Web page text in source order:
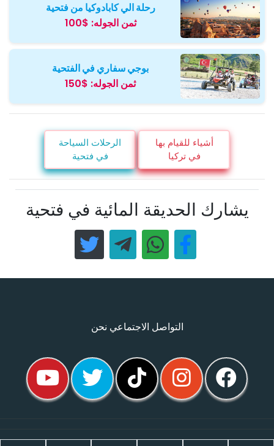
رحلة الي كابادوكيا من فتحية
ثمن الجوله: $100
بوجي سفاري في الفتحية
ثمن الجوله: $150
أشياء للقيام بها
في تركيا
الرحلات السياحة
في فتحية
يشارك الحديقة المائية في فتحية
التواصل الاجتماعي نحن